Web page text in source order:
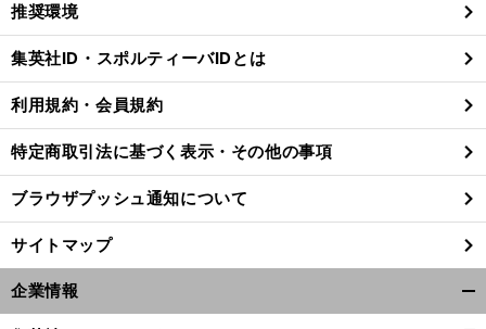
閉
る
推奨環境
集英社ID・スポルティーバIDとは
利用規約・会員規約
特定商取引法に基づく表示・その他の事項
ブラウザプッシュ通知について
サイトマップ
企業情報